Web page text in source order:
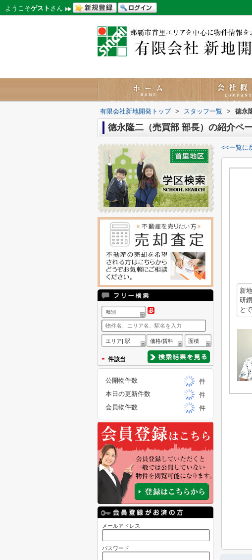
ようこそゲスト さん
有限会社新地開発トップ > スタッフ一覧 > 徳永
徳永隆二（売買部 部長）の紹介ペ
<<一覧に
新
研
と
種別
エリア| 駅 価格/賃料 面積
- 件該当
公開物件数
件
本日の更新件数
件
会員物件数
件
メールアドレス
パスワード